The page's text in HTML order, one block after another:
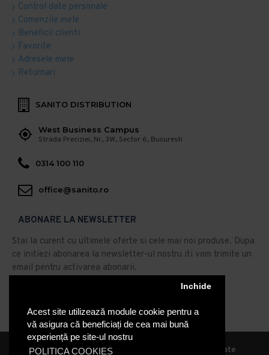
Acest site utilizează module cookie pentru a
vă asigura că beneficiați de cea mai bună
experiență pe site-ul nostru
POLITICA COOKIES
Inchide
Control date personale
Comenzile mele
Beneficii clienti
Favorite
Adresele mele
Returnari
SANITO DISTRIBUTION
West Business Campus
Strada Preciziei, Nr, 3W, Sector 6, Bucuresti
0314 100 110
office@sanito.ro
ABONARE LA NEWSLETTER
Stai la curent cu ultimele oferte si cele mai noi produse. Dupa
ce initiezi abonarea la newsletter-ul nostru iti vom trimite un
email pentru activarea abonarii.
Abonare
Am citit şi sunt de acord cu Politica de Confidentialitate
© 2019, Sanito Distribution, Toate drepturile rezervate